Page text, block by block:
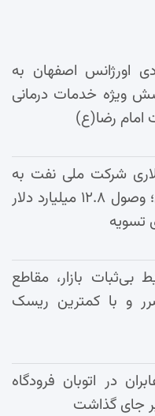
امدادی اورژانس اصفهان به
ویژه خدمات درمانی
امام رضا(ع)
دلاری شرکت ملی نفت به
صندوق توسعه ملی؛ وصول ۱۲.۸ میلیارد دلار
تسویه
بی‌ثبات بازار، مقاطع
و با کمترین ریسک
در اتوبان فرودگاه